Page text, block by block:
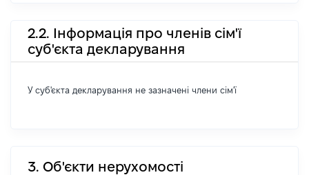
2.2. Інформація про членів сім'ї
суб'єкта декларування
У суб'єкта декларування не зазначені члени сім'ї
3. Об'єкти нерухомості